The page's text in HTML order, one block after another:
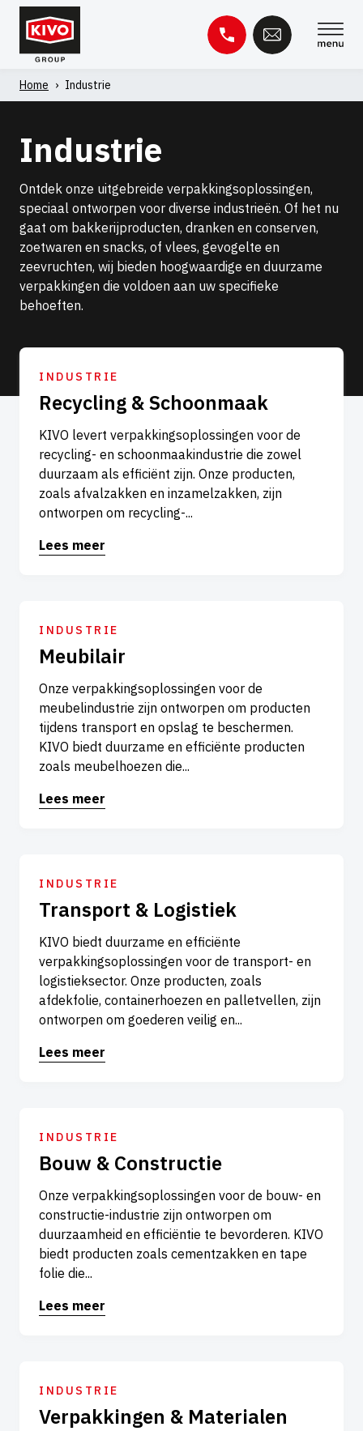
Overslaan
Zoeken
Kennisbank Contact
Home › Industrie
Industrie
Ontdek onze uitgebreide verpakkingsoplossingen,
speciaal ontworpen voor diverse industrieën. Of het nu
gaat om bakkerijproducten, dranken en conserven,
zoetwaren en snacks, of vlees, gevogelte en
zeevruchten, wij bieden hoogwaardige en duurzame
verpakkingen die voldoen aan uw specifieke
behoeften.
INDUSTRIE
Recycling & Schoonmaak
KIVO levert verpakkingsoplossingen voor de
recycling- en schoonmaakindustrie die zowel
duurzaam als efficiënt zijn. Onze producten,
zoals afvalzakken en inzamelzakken, zijn
ontworpen om recycling-...
Lees meer
INDUSTRIE
Meubilair
Onze verpakkingsoplossingen voor de
meubelindustrie zijn ontworpen om producten
tijdens transport en opslag te beschermen.
KIVO biedt duurzame en efficiënte producten
zoals meubelhoezen die...
Lees meer
INDUSTRIE
Transport & Logistiek
KIVO biedt duurzame en efficiënte
verpakkingsoplossingen voor de transport- en
logistieksector. Onze producten, zoals
afdekfolie, containerhoezen en palletvellen, zijn
ontworpen om goederen veilig en...
Lees meer
INDUSTRIE
Bouw & Constructie
Onze verpakkingsoplossingen voor de bouw- en
constructie-industrie zijn ontworpen om
duurzaamheid en efficiëntie te bevorderen. KIVO
biedt producten zoals cementzakken en tape
folie die...
Lees meer
INDUSTRIE
Verpakkingen & Materialen